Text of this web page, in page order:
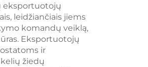
eksportuotojų
leidžiančiais jiems
komandų veiklą,
Eksportuotojų
ir
žiedų